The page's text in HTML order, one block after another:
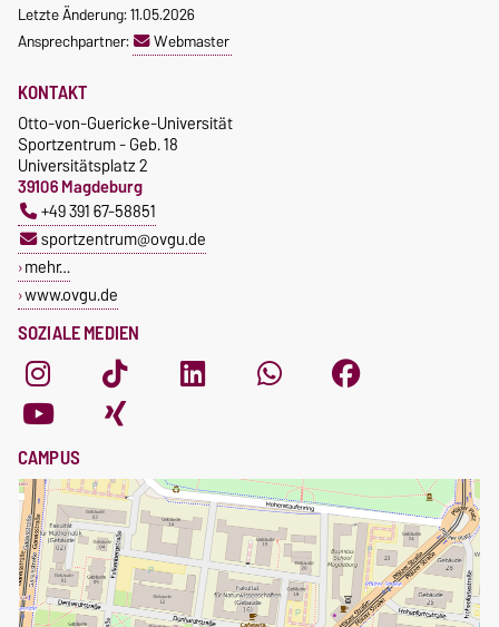
Letzte Änderung: 11.05.2026
Ansprechpartner:
Webmaster
SOZIALE MEDIEN
KONTAKT
Otto-von-Guericke-Universität
Sportzentrum - Geb. 18
Universitätsplatz 2
39106 Magdeburg
+49 391 67-58851
sportzentrum@ovgu.de
mehr…
www.ovgu.de
CAMPUS